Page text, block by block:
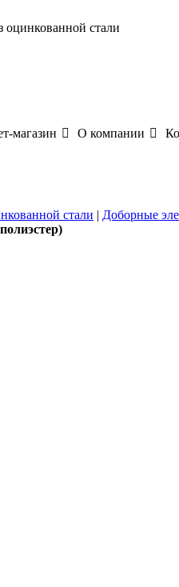
оцинкованной стали
магазин О компании
стали | Доборные